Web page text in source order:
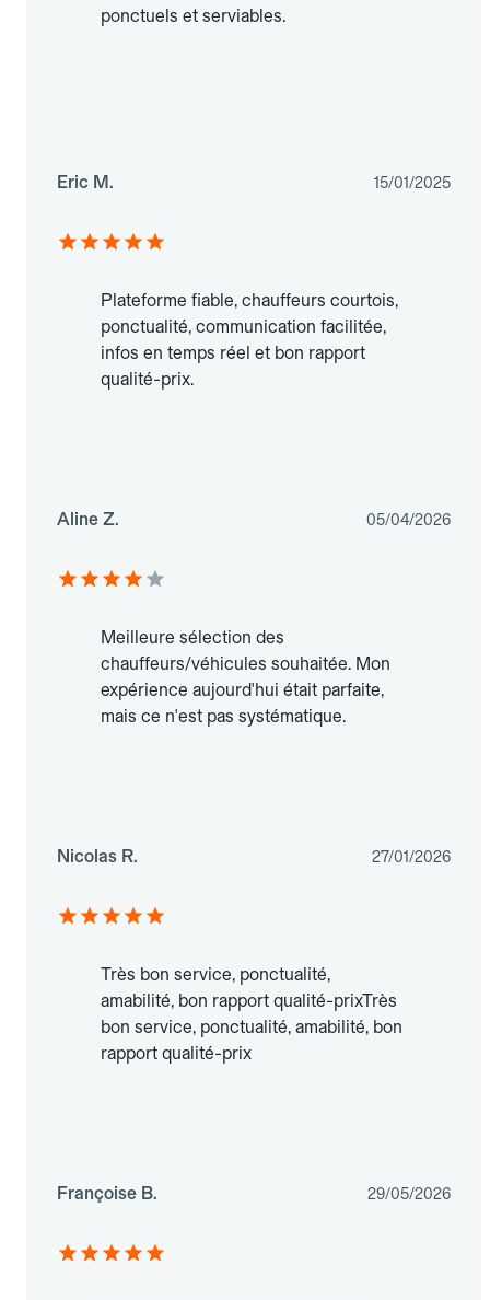
ponctuels et serviables.
Eric M. 15/01/2025
Plateforme fiable, chauffeurs courtois,
ponctualité, communication facilitée,
infos en temps réel et bon rapport
qualité-prix.
Aline Z. 05/04/2026
Meilleure sélection des
chauffeurs/véhicules souhaitée. Mon
expérience aujourd'hui était parfaite,
mais ce n'est pas systématique.
Nicolas R. 27/01/2026
Très bon service, ponctualité,
amabilité, bon rapport qualité-prixTrès
bon service, ponctualité, amabilité, bon
rapport qualité-prix
Françoise B. 29/05/2026